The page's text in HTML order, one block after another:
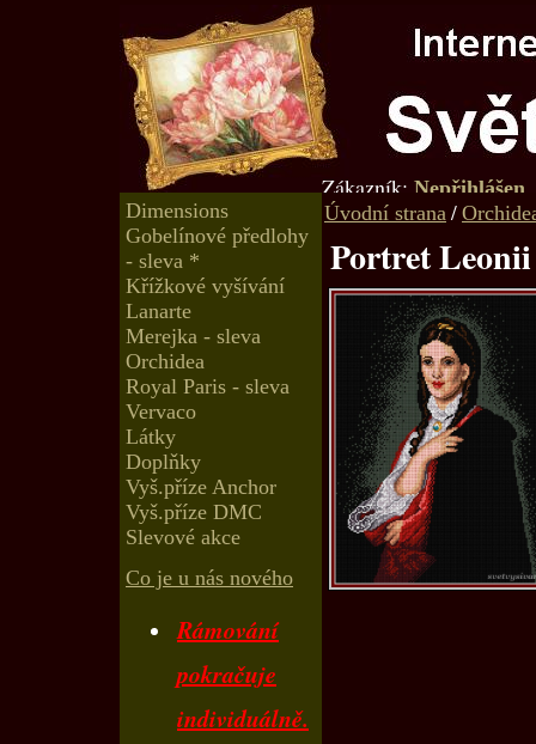
Zákazník: Nepřihlášen
Dimensions
Gobelínové předlohy
- sleva *
Křížkové vyšívání
Lanarte
Merejka - sleva
Orchidea
Royal Paris - sleva
Vervaco
Látky
Doplňky
Vyš.příze Anchor
Vyš.příze DMC
Slevové akce
Co je u nás nového
Rámování
pokračuje
individuálně.
Úvodní strana /
Portret